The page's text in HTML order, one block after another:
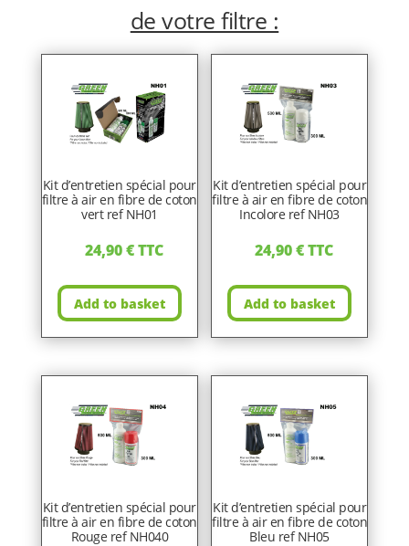
de votre filtre :
Kit d’entretien spécial pour
filtre à air en fibre de coton
vert ref NH01
24,90€TTC
Add to basket
Kit d’entretien spécial pour
filtre à air en fibre de coton
Incolore ref NH03
24,90€TTC
Add to basket
Kit d’entretien spécial pour
filtre à air en fibre de coton
Rouge ref NH040
Kit d’entretien spécial pour
filtre à air en fibre de coton
Bleu ref NH05